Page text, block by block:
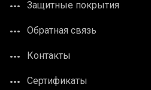
Защитные покрытия
Обратная связь
Контакты
Сертификаты